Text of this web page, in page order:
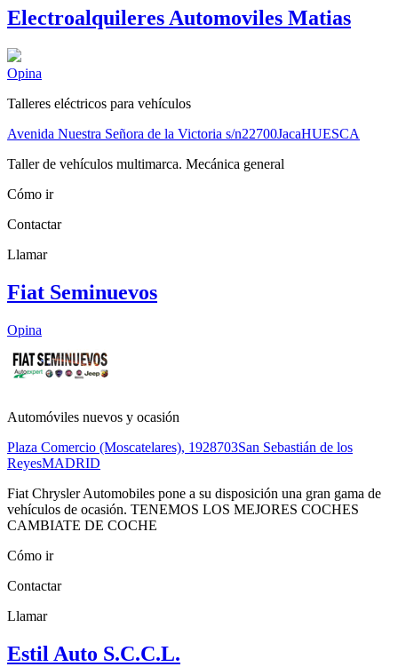
Electroalquileres Automoviles Matias
Opina
Talleres eléctricos para vehículos
Avenida Nuestra Señora de la Victoria s/n22700JacaHUESCA
Taller de vehículos multimarca. Mecánica general
Cómo ir
Contactar
Llamar
Fiat Seminuevos
Opina
Automóviles nuevos y ocasión
Plaza Comercio (Moscatelares), 1928703San Sebastián de los
ReyesMADRID
Fiat Chrysler Automobiles pone a su disposición una gran gama de
vehículos de ocasión. TENEMOS LOS MEJORES COCHES
CAMBIATE DE COCHE
Cómo ir
Contactar
Llamar
Estil Auto S.C.C.L.